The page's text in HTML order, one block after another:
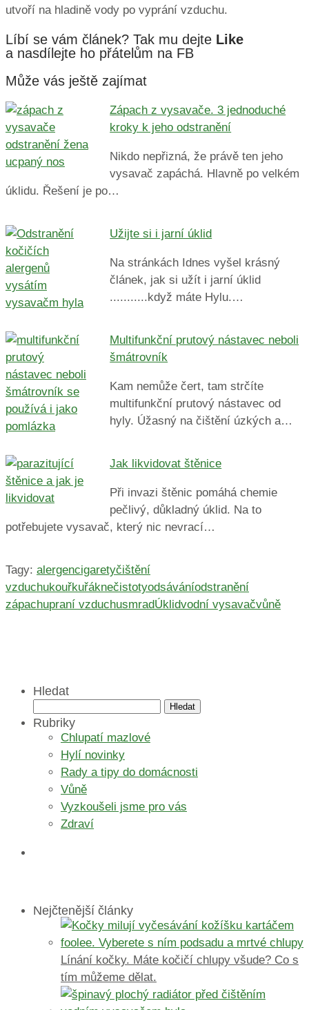
utvoří na hladině vody po vyprání vzduchu.
Líbí se vám článek? Tak mu dejte Like
a nasdílejte ho přátelům na FB
Může vás ještě zajímat
Zápach z vysavače. 3 jednoduché
kroky k jeho odstranění
Nikdo nepřizná, že právě ten jeho
vysavač zapáchá. Hlavně po velkém
úklidu. Řešení je po…
Užijte si i jarní úklid
Na stránkách Idnes vyšel krásný
článek, jak si užít i jarní úklid
...........když máte Hylu.…
Multifunkční prutový nástavec neboli
šmátrovník
Kam nemůže čert, tam strčíte
multifunkční prutový nástavec od
hyly. Úžasný na čištění úzkých a…
Jak likvidovat štěnice
Při invazi štěnic pomáhá chemie
pečlivý, důkladný úklid. Na to
potřebujete vysavač, který nic nevrací…
Tagy: alergencigaretyčištění
vzduchukouřkuřáknečistotyodsáváníodstranění
zápachupraní vzduchusmradÚklidvodní vysavačvůně
Hledat
Rubriky
Chlupatí mazlové
Hylí novinky
Rady a tipy do domácnosti
Vůně
Vyzkoušeli jsme pro vás
Zdraví
Nejčtenější články
Línání kočky. Máte kočičí chlupy všude? Co s
tím můžeme dělat.